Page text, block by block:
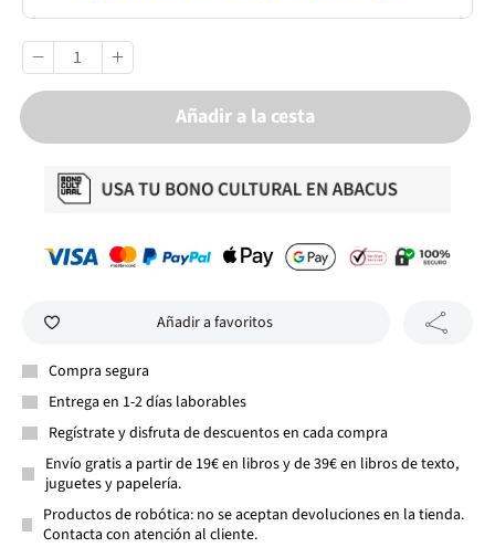
Añadir a la cesta
Añadir a favoritos
Compra segura
Entrega en 1-2 días laborables
Regístrate y disfruta de descuentos en cada compra
Envío gratis a partir de 19€ en libros y de 39€ en libros de texto,
juguetes y papelería.
Productos de robótica: no se aceptan devoluciones en la tienda.
Contacta con atención al cliente.